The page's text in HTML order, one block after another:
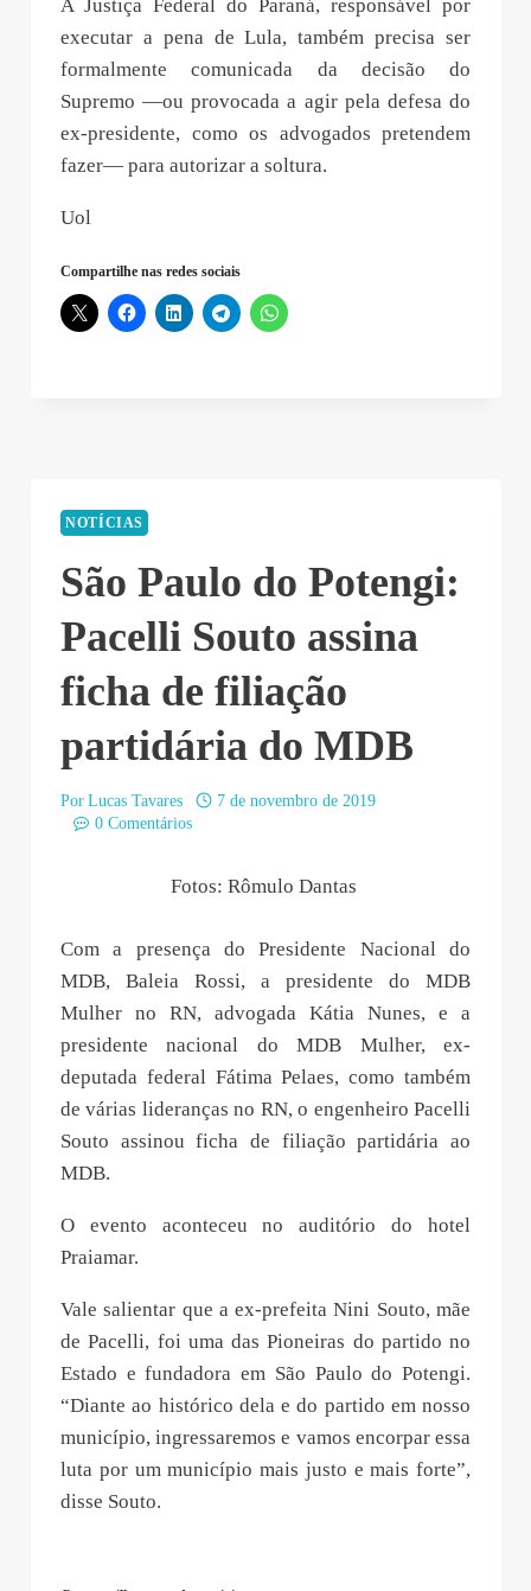
A Justiça Federal do Paraná, responsável por
executar a pena de Lula, também precisa ser
formalmente comunicada da decisão do
Supremo —ou provocada a agir pela defesa do
ex-presidente, como os advogados pretendem
fazer— para autorizar a soltura.
Uol
Compartilhe nas redes sociais
NOTÍCIAS
São Paulo do Potengi:
Pacelli Souto assina
ficha de filiação
partidária do MDB
Por Lucas Tavares
7 de novembro de 2019
0 Comentários
Fotos: Rômulo Dantas
Com a presença do Presidente Nacional do
MDB, Baleia Rossi, a presidente do MDB
Mulher no RN, advogada Kátia Nunes, e a
presidente nacional do MDB Mulher, ex-
deputada federal Fátima Pelaes, como também
de várias lideranças no RN, o engenheiro Pacelli
Souto assinou ficha de filiação partidária ao
MDB.
O evento aconteceu no auditório do hotel
Praiamar.
Vale salientar que a ex-prefeita Nini Souto, mãe
de Pacelli, foi uma das Pioneiras do partido no
Estado e fundadora em São Paulo do Potengi.
“Diante ao histórico dela e do partido em nosso
município, ingressaremos e vamos encorpar essa
luta por um município mais justo e mais forte”,
disse Souto.